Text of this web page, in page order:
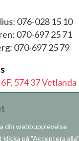
din webbupplevelse
på "Acceptera alla"
076-028 15 10
070-697 25 71
070-697 25 79
574 37 Vetlanda
och instruktioner